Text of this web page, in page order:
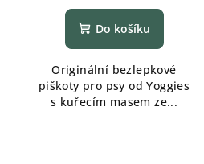
hodnocení
produktu
z
5
hvězdiček.
Do košíku
Originální bezlepkové
piškoty pro psy od Yoggies
s kuřecím masem ze...